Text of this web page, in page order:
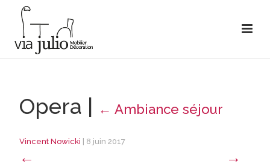
Opera | ← Ambiance séjour
Vincent Nowicki 8 juin 2017
← →